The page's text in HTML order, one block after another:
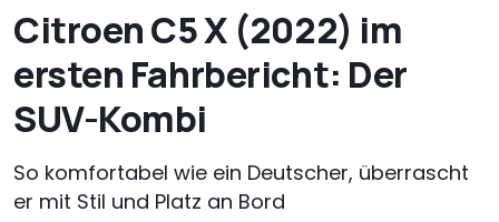
Citroen C5 X (2022) im
ersten Fahrbericht: Der
SUV-Kombi
So komfortabel wie ein Deutscher, überrascht
er mit Stil und Platz an Bord